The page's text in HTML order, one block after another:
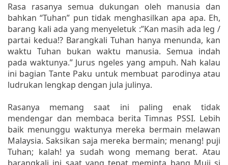
Rasa rasanya semua dukungan oleh manusia dan
bahkan “Tuhan” pun tidak menghasilkan apa apa. Eh,
barang kali ada yang menyeletuk :”Kan masih ada leg /
partai kedua!? Barangkali Tuhan hanya menunda, kan
waktu Tuhan bukan waktu manusia. Semua indah
pada waktunya.” Jurus ngeles yang ampuh. Nah kalau
ini bagian Tante Paku untuk membuat parodinya atau
ludrukan lengkap dengan jula julinya.
Rasanya memang saat ini paling enak tidak
mendengar dan membaca berita Timnas PSSI. Lebih
baik menunggu waktunya mereka bermain melawan
Malaysia. Saksikan saja mereka bermain; menang! puji
Tuhan; kalah! ya sudah wong memang berat. Atau
barangkali ini saat yang tepat meminta bang Muji si